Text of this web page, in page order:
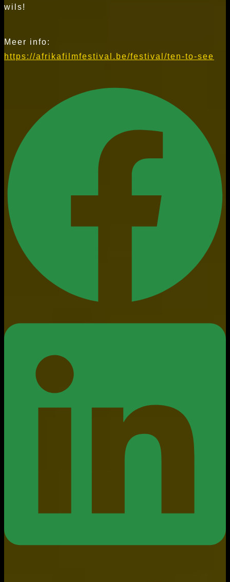
wils!
Meer info:
https://afrikafilmfestival.be/festival/ten-to-see